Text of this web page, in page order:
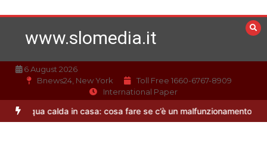
al
contenutowww.slomedia.it
6 August 2026
Bnews24, New York
Toll Free 1660-6767-8909
International Paper
calda in casa: cosa fare se c’è un malfunzionamento Offerte